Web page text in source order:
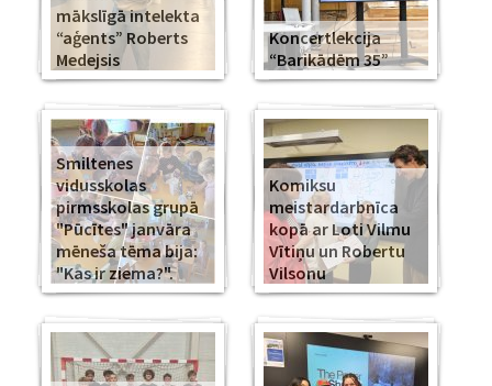
mākslīgā intelekta
“aģents” Roberts
Medejsis
Koncertlekcija
“Barikādēm 35”
Smiltenes
vidusskolas
pirmsskolas grupā
"Pūcītes" janvāra
mēneša tēma bija:
"Kas ir ziema?".
Komiksu
meistardarbnīca
kopā ar Loti Vilmu
Vītiņu un Robertu
Vilsonu